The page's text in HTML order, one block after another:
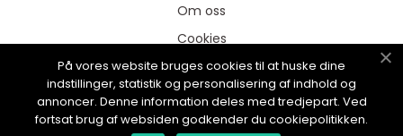
Om oss
Cookies
Kontakt Oss
Sitemap
På vores website bruges cookies til at huske dine
indstillinger, statistik og personalisering af indhold og
annoncer. Denne information deles med tredjepart. Ved
fortsat brug af websiden godkender du cookiepolitikken.